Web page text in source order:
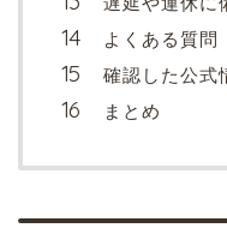
よくある質問
確認した公式
まとめ